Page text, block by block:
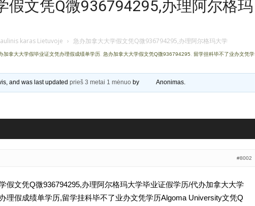
假文凭Q微936794295,办理阿尔格玛
karas Lietuvoje › 急办加拿大大学假文凭Q微936794295,办理阿尔格玛大学
加拿大大学假毕业证文凭办理假成绩单学历 急办加拿大大学假文凭Q微936794295
留学挂科毕不了业办文凭学
and was last updatedprieš 3 metai 1 mėnuo by Anonimas.
#8002
假文凭Q微936794295,办理阿尔格玛大学毕业证假学历/代办加拿大大学
理假成绩单学历,留学挂科毕不了业办文凭学历Algoma University文凭Q